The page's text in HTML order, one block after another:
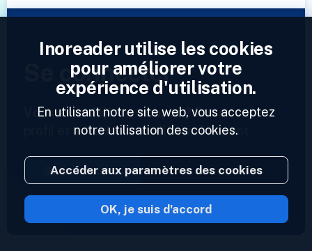
Se connecter
Vous avez déjà un compte ? Entrez votre
profil et accédez à vos flux maintenant.
Se connecter
2023 © Inoreader
Inoreader utilise les cookies
pour améliorer votre
expérience d'utilisation.
En utilisant notre site web, vous acceptez
notre utilisation des cookies.
Accéder aux paramètres des cookies
OK, je suis d'accord